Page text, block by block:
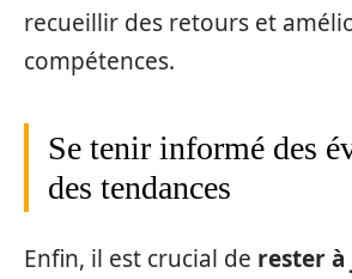
recueillir des retours et
compétences.
Se tenir informé des
des tendances
Enfin, il est crucial de rester